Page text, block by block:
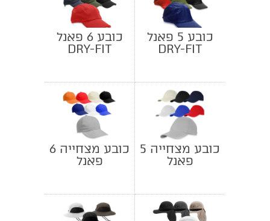
כובע 5 פאנל
DRY-FIT
כובע 6 פאנל
DRY-FIT
כובע מצחייה 5
פאנל
כובע מצחייה 6
פאנל